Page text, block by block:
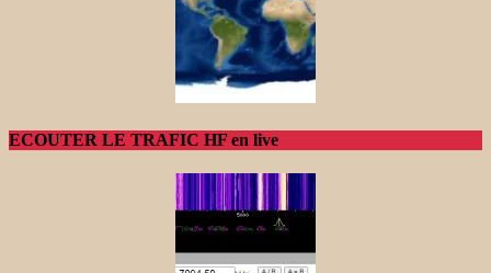
ECOUTER LE TRAFIC HF en live